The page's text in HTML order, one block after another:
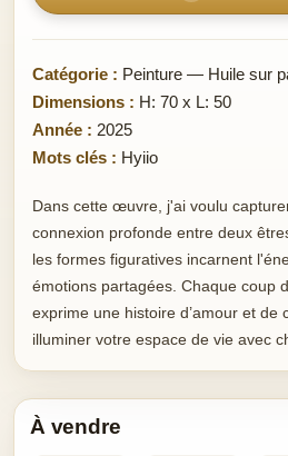
Catégorie : Peinture — Huile sur
Dimensions : H: 70 x L: 50
Année : 2025
Mots clés : Hyiio
Dans cette œuvre, j'ai voulu
connexion profonde entre deux
les formes figuratives incarnent
émotions partagées. Chaque coup
exprime une histoire d’amour et de
illuminer votre espace de vie avec
À vendre